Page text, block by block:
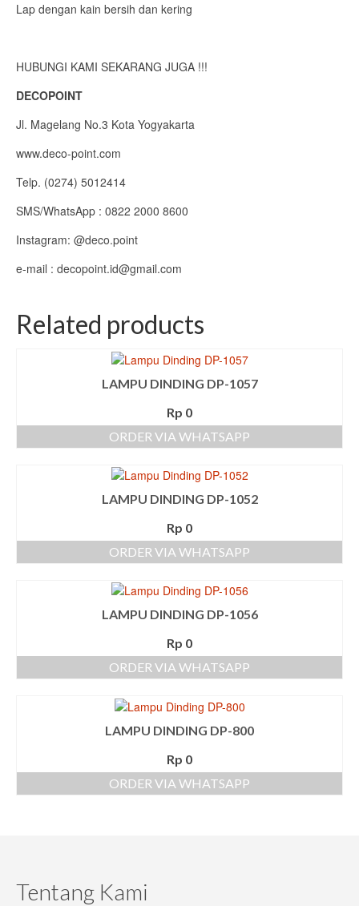
Lap dengan kain bersih dan kering
HUBUNGI KAMI SEKARANG JUGA !!!
DECOPOINT
Jl. Magelang No.3 Kota Yogyakarta
www.deco-point.com
Telp. (0274) 5012414
SMS/WhatsApp : 0822 2000 8600
Instagram: @deco.point
e-mail : decopoint.id@gmail.com
Related products
LAMPU DINDING DP-1057
Rp 0
ORDER VIA WHATSAPP
LAMPU DINDING DP-1052
Rp 0
ORDER VIA WHATSAPP
LAMPU DINDING DP-1056
Rp 0
ORDER VIA WHATSAPP
LAMPU DINDING DP-800
Rp 0
ORDER VIA WHATSAPP
Tentang Kami